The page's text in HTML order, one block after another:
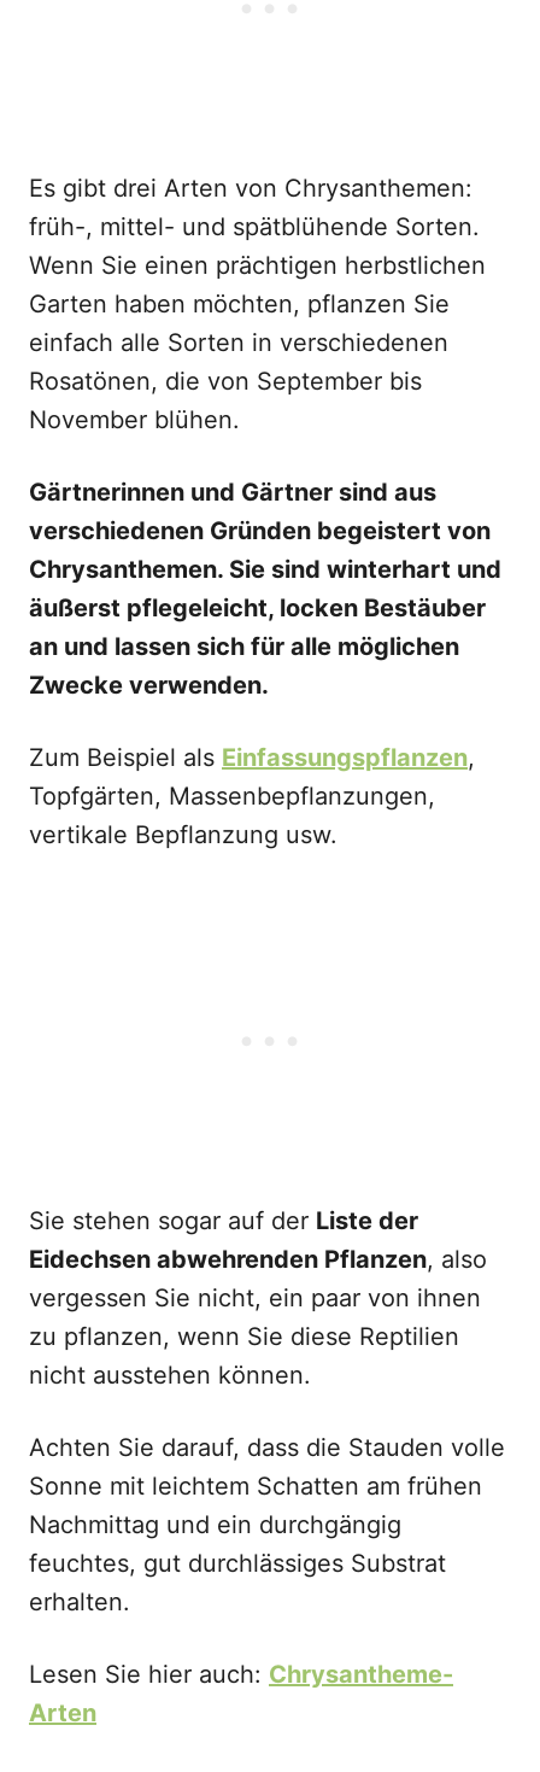
Es gibt drei Arten von Chrysanthemen:
früh-, mittel- und spätblühende Sorten.
Wenn Sie einen prächtigen herbstlichen
Garten haben möchten, pflanzen Sie
einfach alle Sorten in verschiedenen
Rosatönen, die von September bis
November blühen.
Gärtnerinnen und Gärtner sind aus
verschiedenen Gründen begeistert von
Chrysanthemen. Sie sind winterhart und
äußerst pflegeleicht, locken Bestäuber
an und lassen sich für alle möglichen
Zwecke verwenden.
Zum Beispiel als Einfassungspflanzen,
Topfgärten, Massenbepflanzungen,
vertikale Bepflanzung usw.
Sie stehen sogar auf der Liste der
Eidechsen abwehrenden Pflanzen, also
vergessen Sie nicht, ein paar von ihnen
zu pflanzen, wenn Sie diese Reptilien
nicht ausstehen können.
Achten Sie darauf, dass die Stauden volle
Sonne mit leichtem Schatten am frühen
Nachmittag und ein durchgängig
feuchtes, gut durchlässiges Substrat
erhalten.
Lesen Sie hier auch: Chrysantheme-
Arten